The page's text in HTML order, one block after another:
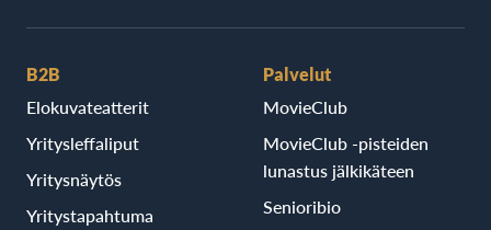
B2B
Elokuvateatterit
Yritysleffaliput
Yritysnäytös
Yritystapahtuma
Palvelut
MovieClub
MovieClub -pisteiden
lunastus jälkikäteen
Senioribio